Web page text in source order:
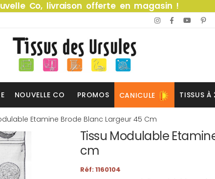
Co, livraison offerte en magasin !
NOUVELLE CO PROMOS CANICULE TISSUS
Etamine Brode Blanc Largeur 45 Cm
Tissu Modulable
cm
Réf: 1160104